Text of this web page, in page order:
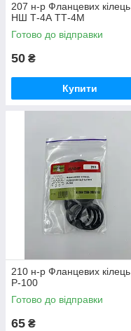
207 н-р Фланцевих кілець
НШ Т-4А ТТ-4М
Готово до відправки
50 ₴
Купити
210 н-р Фланцевих кілець
Р-100
Готово до відправки
65 ₴